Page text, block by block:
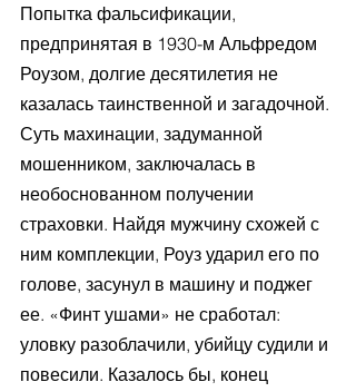
Попытка фальсификации,
предпринятая в 1930-м Альфредом
Роузом, долгие десятилетия не
казалась таинственной и загадочной.
Суть махинации, задуманной
мошенником, заключалась в
необоснованном получении
страховки. Найдя мужчину схожей с
ним комплекции, Роуз ударил его по
голове, засунул в машину и поджег
ее. «Финт ушами» не сработал:
уловку разоблачили, убийцу судили и
повесили. Казалось бы, конец